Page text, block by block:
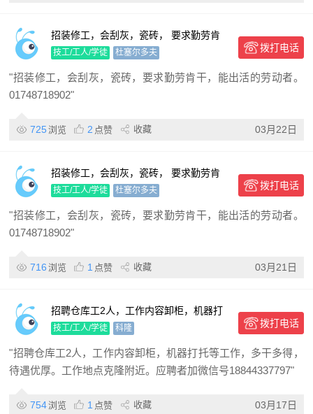
招装修工，会刮灰，瓷砖， 要求勤劳肯
干，能出活的劳动者。
技工/工人/学徒 杜塞尔多夫 拨打电话
"招装修工，会刮灰，瓷砖，要求勤劳肯干，能出活的劳动者。
01748718902"
725 浏览 2 点赞 收藏 03月22日
招装修工，会刮灰，瓷砖， 要求勤劳肯
干，能出活的劳动者。
技工/工人/学徒 杜塞尔多夫 拨打电话
"招装修工，会刮灰，瓷砖，要求勤劳肯干，能出活的劳动者。
01748718902"
716 浏览 1 点赞 收藏 03月21日
招聘仓库工2人，工作内容卸柜，机器打
托等工作，多干多得，待遇优厚。工作地
点克隆附近。
技工/工人/学徒 科隆 拨打电话
"招聘仓库工2人，工作内容卸柜，机器打托等工作，多干多得，
待遇优厚。工作地点克隆附近。应聘者加微信号18844337797"
754浏览 1 点赞 收藏 03月17日